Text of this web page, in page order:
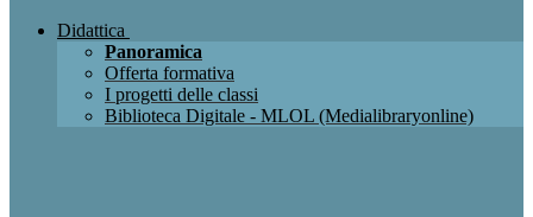
Didattica
Panoramica
Offerta formativa
I progetti delle classi
Biblioteca Digitale - MLOL (Medialibraryonline)